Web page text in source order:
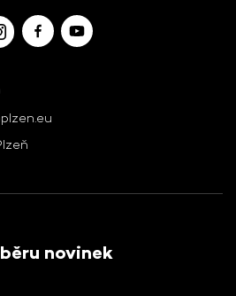
novinek